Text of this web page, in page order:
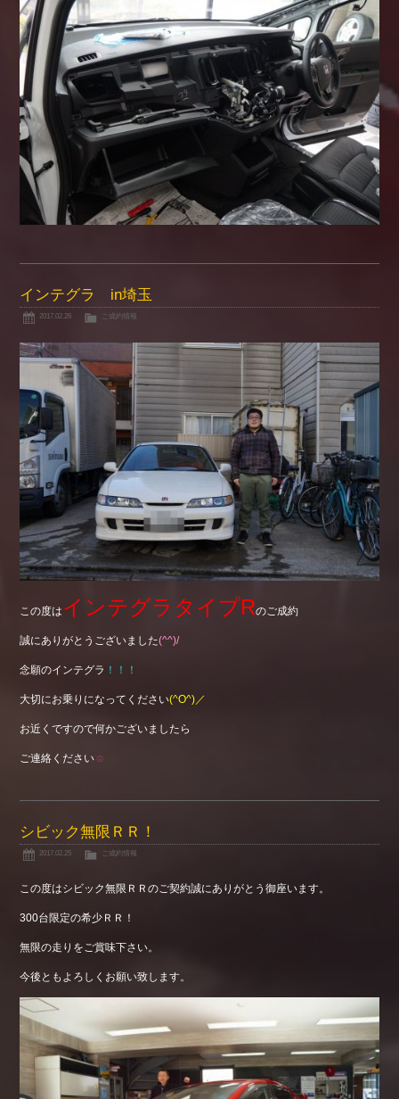
インテグラ in埼玉
2017.02.26 ご成約情報
この度は インテグラタイプRのご成約
誠にありがとうございました(^^)/
念願のインテグラ ！！！
大切にお乗りになってください(^O^)／
お近くですので何かございましたら
ご連絡ください☺
シビック無限ＲＲ！
2017.02.25 ご成約情報
この度はシビック無限ＲＲのご契約誠にありがとう御座います。
300台限定の希少ＲＲ！
無限の走りをご賞味下さい。
今後ともよろしくお願い致します。